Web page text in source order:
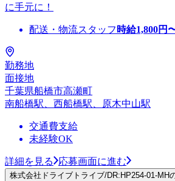
に手元に！
配送・物流スタッフ 時給1,800円
勤務地
面接地
千葉県船橋市高瀬町
南船橋駅、西船橋駅、原木中山駅
交通費支給
未経験OK
詳細を見る 応募画面に進む
株式会社ドライブトライブ/DR:HP254-01-MH